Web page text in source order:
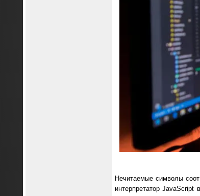
Нечитаемые символы
интерпретатор JavaScript